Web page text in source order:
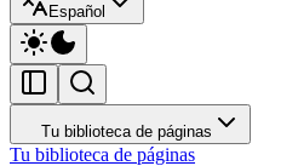
Español
Tu biblioteca de páginas
Tu biblioteca de páginas